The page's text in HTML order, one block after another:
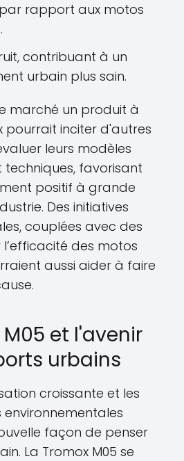
rapport aux motos
contribuant à un
urbain plus sain.
marché un produit à
pourrait inciter d'autres
leurs modèles
favorisant
positif à grande
Des initiatives
couplées avec des
des motos
aussi aider à faire
M05 et l'avenir
urbains
croissante et les
façon de penser
La Tromox M05 se